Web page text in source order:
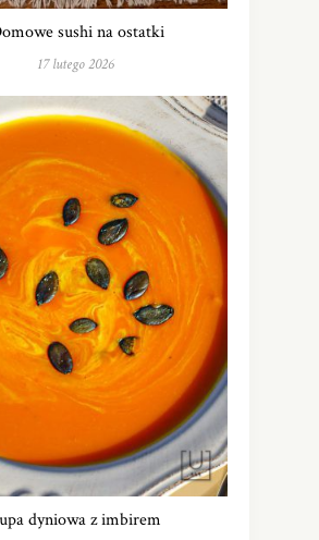
sushi na ostatki
17 lutego 2026
dyniowa z imbirem